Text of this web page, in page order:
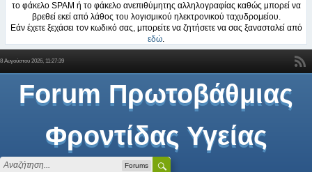
το φάκελο SPAM ή το φάκελο ανεπιθύμητης αλληλογραφίας καθώς μπορεί να
βρεθεί εκεί από λάθος του λογισμικού ηλεκτρονικού ταχυδρομείου.
Εάν έχετε ξεχάσει τον κωδικό σας, μπορείτε να ζητήσετε να σας ξανασταλεί από
εδώ.
8 Αυγούστου 2026, 11:27:39
Forum Πρωτοβάθμιας
Φροντίδας Υγείας
Forums